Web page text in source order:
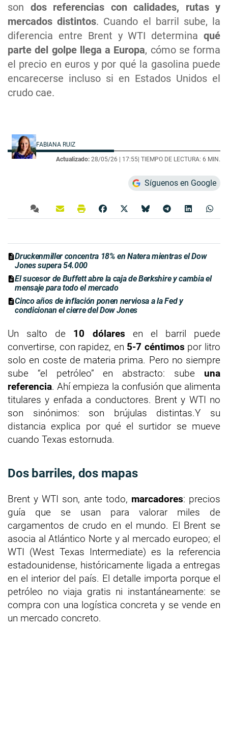
son dos referencias con calidades, rutas y
mercados distintos. Cuando el barril sube, la
diferencia entre Brent y WTI determina qué
parte del golpe llega a Europa, cómo se forma
el precio en euros y por qué la gasolina puede
encarecerse incluso si en Estados Unidos el
crudo cae.
FABIANA RUIZ
Actualizado: 28/05/26 | 17:55| TIEMPO DE LECTURA: 6 MIN.
Síguenos en Google
Druckenmiller concentra 18% en Natera mientras el Dow
Jones supera 54.000
El sucesor de Buffett abre la caja de Berkshire y cambia el
mensaje para todo el mercado
Cinco años de inflación ponen nerviosa a la Fed y
condicionan el cierre del Dow Jones
Un salto de 10 dólares en el barril puede
convertirse, con rapidez, en 5-7 céntimos por litro
solo en coste de materia prima. Pero no siempre
sube “el petróleo” en abstracto: sube una
referencia. Ahí empieza la confusión que alimenta
titulares y enfada a conductores. Brent y WTI no
son sinónimos: son brújulas distintas.Y su
distancia explica por qué el surtidor se mueve
cuando Texas estornuda.
Dos barriles, dos mapas
Brent y WTI son, ante todo, marcadores: precios
guía que se usan para valorar miles de
cargamentos de crudo en el mundo. El Brent se
asocia al Atlántico Norte y al mercado europeo; el
WTI (West Texas Intermediate) es la referencia
estadounidense, históricamente ligada a entregas
en el interior del país. El detalle importa porque el
petróleo no viaja gratis ni instantáneamente: se
compra con una logística concreta y se vende en
un mercado concreto.